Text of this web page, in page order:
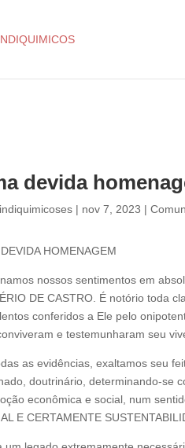
devida
| nov 7, 2023 |
HOMENAGEM
nossos sentimentos em
DE CASTRO. É notório toda
conferidos a Ele pelo
e testemunharam seu
as evidências, exaltamos seu
doutrinário, determinando-se
econômica e social, num
E CERTAMENTE